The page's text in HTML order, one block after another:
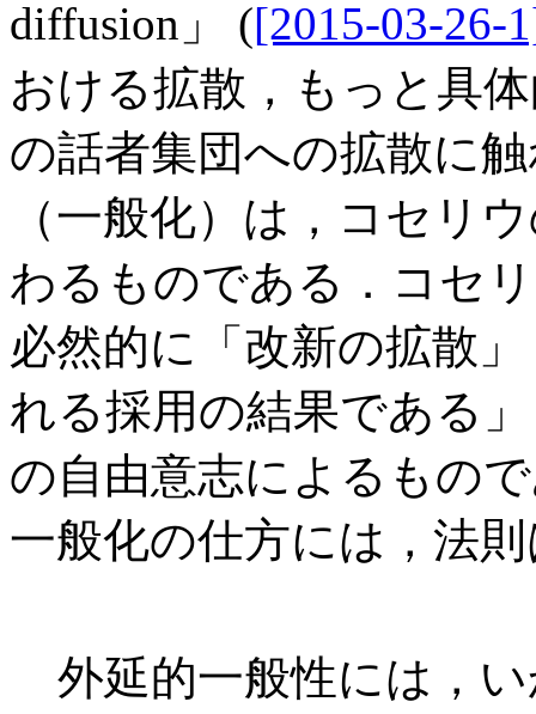
diffusion」 ([2015-03-26-
おける拡散，もっと具
の話者集団への拡散に
（一般化）は，コセリ
わるものである．コセ
必然的に「改新の拡散
れる採用の結果である
の自由意志によるもの
一般化の仕方には，法
外延的一般性には，